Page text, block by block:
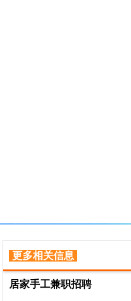
更多相关信息
居家手工兼职招聘